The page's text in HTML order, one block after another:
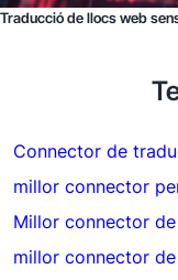
Traducció de llocs web
Connector de
millor connector
Millor connector
millor connector